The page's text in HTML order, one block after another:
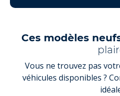
Ces modèles
Vous ne trouvez pas
véhicules disponibles ?